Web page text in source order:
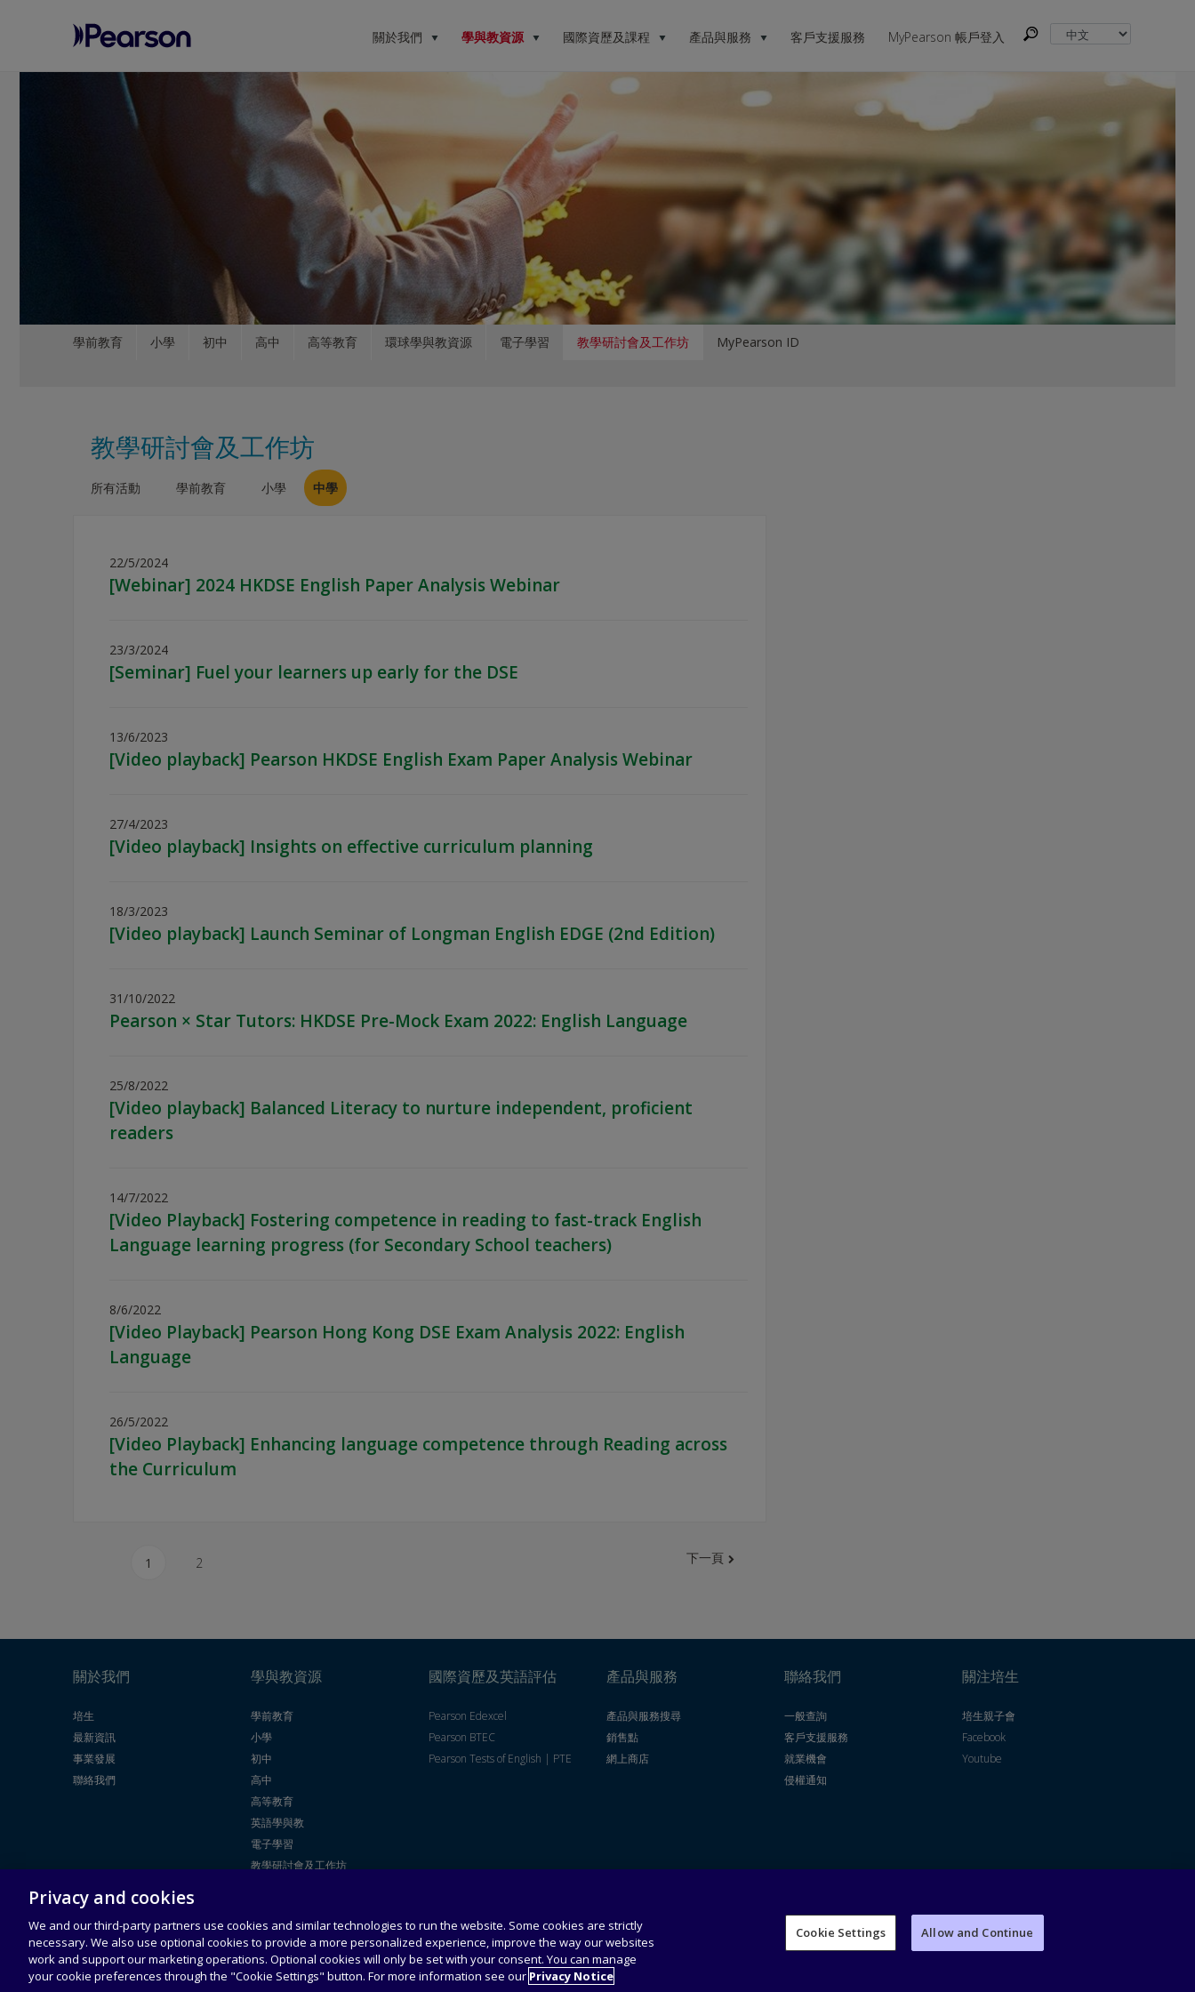
Pearson
關於我們 學與教資源 國際資歷及課程 產品與服務 客戶支援服務 MyPearson 帳戶登入
學前教育 小學 初中 高中 高等教育 環球學與教資源 電子學習 教學研討會及工作坊 MyPearson ID
教學研討會及工作坊
所有活動 學前教育 小學 中學
22/5/2024
[Webinar] 2024 HKDSE English Paper Analysis Webinar
23/3/2024
[Seminar] Fuel your learners up early for the DSE
13/6/2023
[Video playback] Pearson HKDSE English Exam Paper Analysis Webinar
27/4/2023
[Video playback] Insights on effective curriculum planning
18/3/2023
[Video playback] Launch Seminar of Longman English EDGE (2nd Edition)
31/10/2022
Pearson × Star Tutors: HKDSE Pre-Mock Exam 2022: English Language
25/8/2022
[Video playback] Balanced Literacy to nurture independent, proficient
readers
14/7/2022
[Video Playback] Fostering competence in reading to fast-track English
Language learning progress (for Secondary School teachers)
8/6/2022
[Video Playback] Pearson Hong Kong DSE Exam Analysis 2022: English
Language
26/5/2022
[Video Playback] Enhancing language competence through Reading across
the Curriculum
1 2 下一頁
關於我們
培生
最新資訊
事業發展
聯絡我們
學與教資源
學前教育
小學
初中
高中
高等教育
英語學與教
電子學習
教學研討會及工作坊
國際資歷及英語評估
Pearson Edexcel
Pearson BTEC
Pearson Tests of English | PTE
產品與服務
產品與服務搜尋
銷售點
網上商店
聯絡我們
一般查詢
客戶支援服務
就業機會
侵權通知
關注培生
培生親子會
Facebook
Youtube
法律聲明 使用者授權
合約
通用服務條
款
可接受使用
政策
私隱政策 收集個人資
料聲明
Privacy and cookies
We and our third-party partners use cookies and similar technologies to run the website. Some cookies are strictly
necessary. We also use optional cookies to provide a more personalized experience, improve the way our websites
work and support our marketing operations. Optional cookies will only be set with your consent. You can manage
your cookie preferences through the "Cookie Settings" button. For more information see our Privacy Notice
Cookie Settings Allow and Continue